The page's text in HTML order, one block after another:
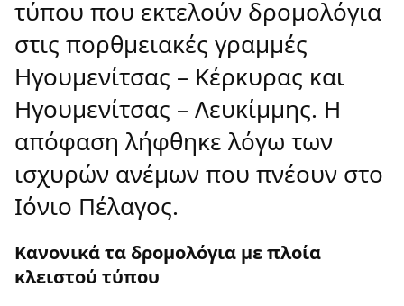
τύπου που εκτελούν δρομολόγια
στις πορθμειακές γραμμές
Ηγουμενίτσας – Κέρκυρας και
Ηγουμενίτσας – Λευκίμμης. Η
απόφαση λήφθηκε λόγω των
ισχυρών ανέμων που πνέουν στο
Ιόνιο Πέλαγος.
Κανονικά τα δρομολόγια με πλοία
κλειστού τύπου